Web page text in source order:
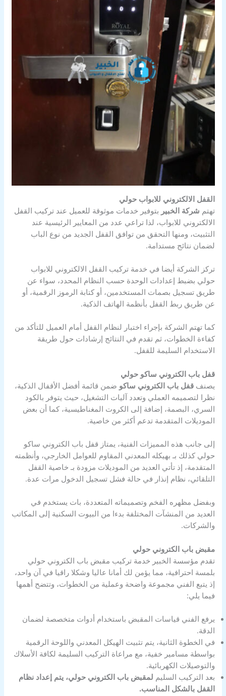
القفل الالكتروني للابواب حولي
تهتم شركة الخبير بتوفير خدمات موثوقة للعميل عند تركيب القفل
الالكتروني للابواب، لذا تراعي عدد من المعايير الرئيسية عند
التثبيت، ومنها التحقق من توافق القفل الجديد من نوع الباب
لضمان نتائج مستدامة.
تركز الشركة أيضا في خدمة تركيب القفل الالكتروني للابواب
حولي بضبط إعدادات الوحدة حسب النظام المحدد، سواء عن
طريق تسجيل بصمات المستخدمين، أو كتابة الرموز الرقمية، أو
عن طريق ربط القفل بأنظمة الهاتف الذكية.
كما تهتم الشركة بإجراء اختبار لنظام القفل أمام العميل للتأكد من
كفاءة الخطوات، ثم تقدم في النتائج إرشادات حول طريقة
الاستخدام السليمة للقفل.
قفل باب الكتروني ساكو حولي
يصنفقفل باب الكتروني ساكو ضمن قائمة أفضل الأقفال الذكية،
نظرا لتصميمه العملي وتعدد آليات التشغيل، حيث يتوفر بالكود
السري، البصمة، إضافة إلى الكروت المغناطيسية، كما أن بعض
الموديلات المتقدمة تدعم أكثر من خاصية.
إلى جانب هذه المميزات الفنية، يمتاز قفل باب الكتروني ساكو
حولي كذلك بـ بهيكله المعدني المقاوم للعوامل الخارجي، وأنظمته
المتقدمة، إذ تأتي العديد من الموديلات مزودة بـ خاصية القفل
التلقائي، نظام إنذار في حالة فشل تسجيل الدخول مرات عدة.
وبفضل مظهره الفخم وتصميماته المتعددة، بات يستخدم في
العديد من المنشآت المختلفة بدءا من البيوت السكنية إلى المكاتب
والشركات.
مقبض باب الكتروني حولي
تقدم مؤسسة الخبير خدمة تركيب مقبض باب الكتروني حولي
بلمسة احترافية، مما يؤمن لك أمانا عاليا وشكلا راقيا في آن واحد،
إذ يتبع الفني مجموعة واضحة وعملية من الخطوات، وتتضح أهمها
فيما يلي:
يرفع الفني قياسات المقبض باستخدام أدوات متخصصة لضمان
الدقة.
في الخطوة الثانية، يتم تثبيت الهيكل المعدني واللوحة الرقمية
بواسطة مسامير خفية، مع مراعاة التركيب السليمة لكافة الأسلاك
والتوصيلات الكهربائية.
بعد التركيب السليم لمقبض باب الكتروني حولي، يتم إعداد نظام
القفل بالشكل المناسب.